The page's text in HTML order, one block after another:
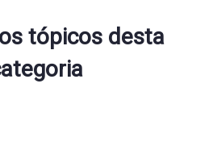
tópicos desta